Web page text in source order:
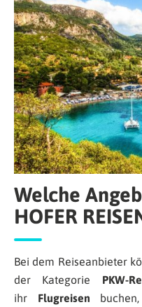
Welche
HOFER
Bei dem Reiseanbieter
der Kategorie PKW-
ihr Flugreisen